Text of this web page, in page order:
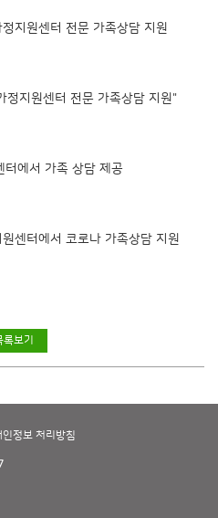
지원센터 전문 가족상담 지원
정지원센터 전문 가족상담 지원"
터에서 가족 상담 제공
센터에서 코로나 가족상담 지원
록보기
인정보 처리방침